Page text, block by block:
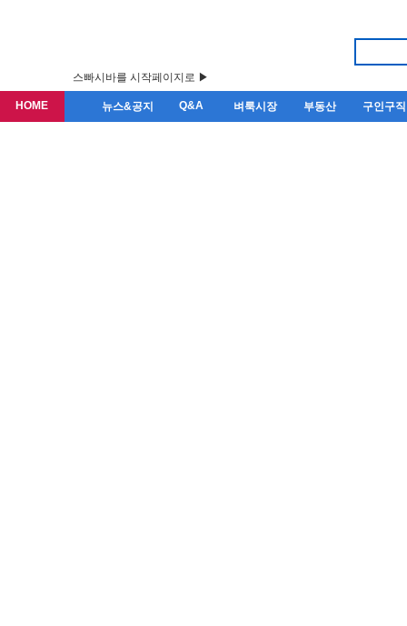
스빠시바를 시작페이지로 ▶
HOME 뉴스&공지 Q&A 벼룩시장 부동산 구인구직